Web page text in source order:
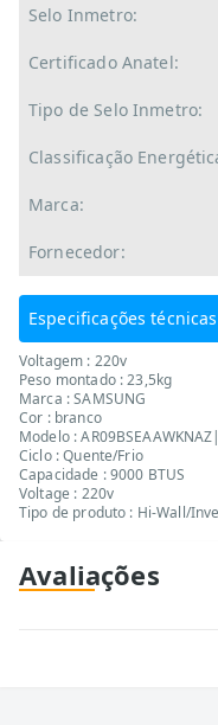
Selo Inmetro:
Certificado Anatel:
Tipo de Selo Inmetro:
Classificação
Marca:
Fornecedor:
Especificações técnicas
Voltagem : 220v
Peso montado : 23,5kg
Marca : SAMSUNG
Cor : branco
Modelo :
Ciclo : Quente/Frio
Capacidade : 9000 BTUS
Voltage : 220v
Tipo de produto : Hi-Wall/
Avaliações